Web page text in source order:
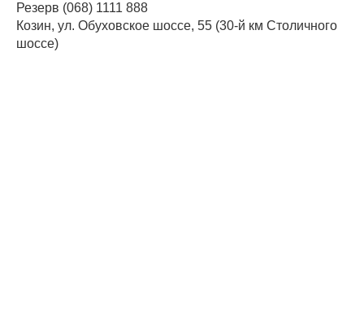
Резерв (068) 1111 888
Козин, ул. Обуховское шоссе, 55 (30-й км Столичного
шоссе)